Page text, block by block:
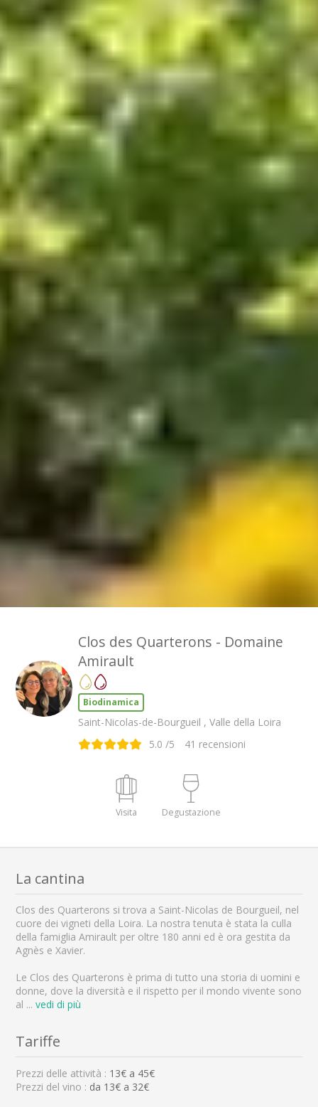
Clos des Quarterons - Domaine
Amirault
Biodinamica
Saint-Nicolas-de-Bourgueil , Valle della Loira
5.0 /5 41 recensioni
Visita Degustazione
La cantina
Clos des Quarterons si trova a Saint-Nicolas de Bourgueil, nel
cuore dei vigneti della Loira. La nostra tenuta è stata la culla
della famiglia Amirault per oltre 180 anni ed è ora gestita da
Agnès e Xavier.
Le Clos des Quarterons è prima di tutto una storia di uomini e
donne, dove la diversità e il rispetto per il mondo vivente sono
al ... vedi di più
Tariffe
Prezzi delle attività : 13€ a 45€
Prezzi del vino : da 13€ a 32€